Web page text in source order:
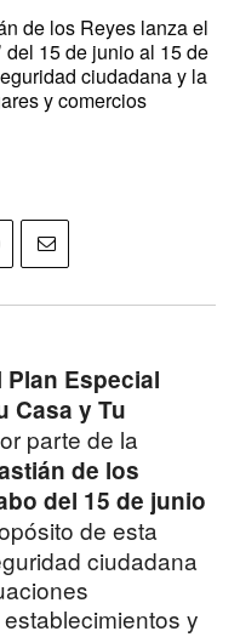
de los Reyes lanza el
del 15 de junio al 15 de
ciudadana y la
y comercios
Plan Especial
Casa y Tu
parte de la
de los
del 15 de junio
de esta
ciudadana
y